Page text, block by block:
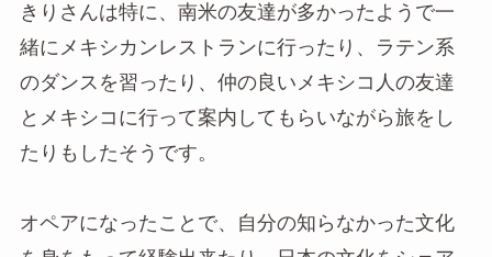
きりさんは特に、南米の友達が多かったようで一
緒にメキシカンレストランに行ったり、ラテン系
のダンスを習ったり、仲の良いメキシコ人の友達
とメキシコに行って案内してもらいながら旅をし
たりもしたそうです。
オペアになったことで、自分の知らなかった文化